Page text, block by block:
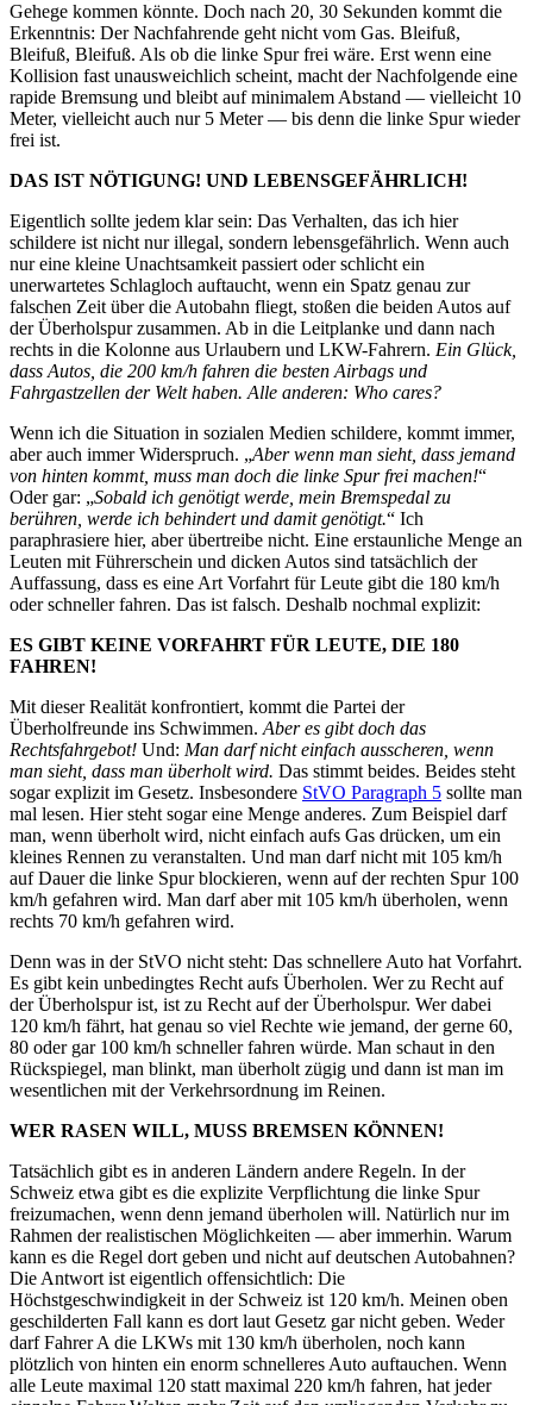
Gehege kommen könnte. Doch nach 20, 30 Sekunden kommt die
Erkenntnis: Der Nachfahrende geht nicht vom Gas. Bleifuß,
Bleifuß, Bleifuß. Als ob die linke Spur frei wäre. Erst wenn eine
Kollision fast unausweichlich scheint, macht der Nachfolgende eine
rapide Bremsung und bleibt auf minimalem Abstand — vielleicht 10
Meter, vielleicht auch nur 5 Meter — bis denn die linke Spur wieder
frei ist.
DAS IST NÖTIGUNG! UND LEBENSGEFÄHRLICH!
Eigentlich sollte jedem klar sein: Das Verhalten, das ich hier
schildere ist nicht nur illegal, sondern lebensgefährlich. Wenn auch
nur eine kleine Unachtsamkeit passiert oder schlicht ein
unerwartetes Schlagloch auftaucht, wenn ein Spatz genau zur
falschen Zeit über die Autobahn fliegt, stoßen die beiden Autos auf
der Überholspur zusammen. Ab in die Leitplanke und dann nach
rechts in die Kolonne aus Urlaubern und LKW-Fahrern. Ein Glück,
dass Autos, die 200 km/h fahren die besten Airbags und
Fahrgastzellen der Welt haben. Alle anderen: Who cares?
Wenn ich die Situation in sozialen Medien schildere, kommt immer,
aber auch immer Widerspruch. „Aber wenn man sieht, dass jemand
von hinten kommt, muss man doch die linke Spur frei machen!“
Oder gar: „Sobald ich genötigt werde, mein Bremspedal zu
berühren, werde ich behindert und damit genötigt.“ Ich
paraphrasiere hier, aber übertreibe nicht. Eine erstaunliche Menge an
Leuten mit Führerschein und dicken Autos sind tatsächlich der
Auffassung, dass es eine Art Vorfahrt für Leute gibt die 180 km/h
oder schneller fahren. Das ist falsch. Deshalb nochmal explizit:
ES GIBT KEINE VORFAHRT FÜR LEUTE, DIE 180
FAHREN!
Mit dieser Realität konfrontiert, kommt die Partei der
Überholfreunde ins Schwimmen. Aber es gibt doch das
Rechtsfahrgebot! Und: Man darf nicht einfach ausscheren, wenn
man sieht, dass man überholt wird. Das stimmt beides. Beides steht
sogar explizit im Gesetz. Insbesondere StVO Paragraph 5 sollte man
mal lesen. Hier steht sogar eine Menge anderes. Zum Beispiel darf
man, wenn überholt wird, nicht einfach aufs Gas drücken, um ein
kleines Rennen zu veranstalten. Und man darf nicht mit 105 km/h
auf Dauer die linke Spur blockieren, wenn auf der rechten Spur 100
km/h gefahren wird. Man darf aber mit 105 km/h überholen, wenn
rechts 70 km/h gefahren wird.
Denn was in der StVO nicht steht: Das schnellere Auto hat Vorfahrt.
Es gibt kein unbedingtes Recht aufs Überholen. Wer zu Recht auf
der Überholspur ist, ist zu Recht auf der Überholspur. Wer dabei
120 km/h fährt, hat genau so viel Rechte wie jemand, der gerne 60,
80 oder gar 100 km/h schneller fahren würde. Man schaut in den
Rückspiegel, man blinkt, man überholt zügig und dann ist man im
wesentlichen mit der Verkehrsordnung im Reinen.
WER RASEN WILL, MUSS BREMSEN KÖNNEN!
Tatsächlich gibt es in anderen Ländern andere Regeln. In der
Schweiz etwa gibt es die explizite Verpflichtung die linke Spur
freizumachen, wenn denn jemand überholen will. Natürlich nur im
Rahmen der realistischen Möglichkeiten — aber immerhin. Warum
kann es die Regel dort geben und nicht auf deutschen Autobahnen?
Die Antwort ist eigentlich offensichtlich: Die
Höchstgeschwindigkeit in der Schweiz ist 120 km/h. Meinen oben
geschilderten Fall kann es dort laut Gesetz gar nicht geben. Weder
darf Fahrer A die LKWs mit 130 km/h überholen, noch kann
plötzlich von hinten ein enorm schnelleres Auto auftauchen. Wenn
alle Leute maximal 120 statt maximal 220 km/h fahren, hat jeder